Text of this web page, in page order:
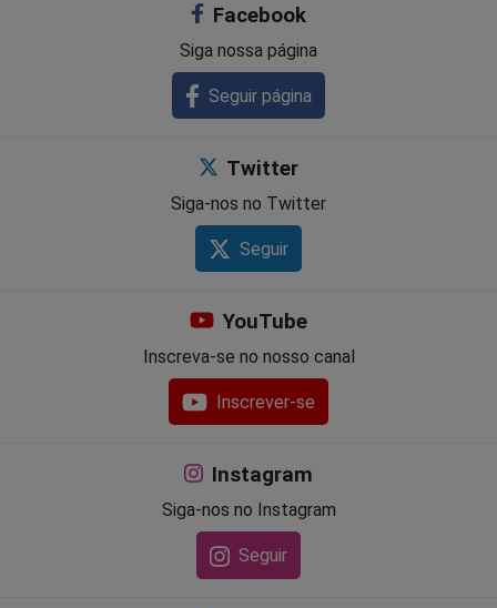
Facebook
Siga nossa página
Seguir página
Twitter
Siga-nos no Twitter
Seguir
YouTube
Inscreva-se no nosso canal
Inscrever-se
Instagram
Siga-nos no Instagram
Seguir